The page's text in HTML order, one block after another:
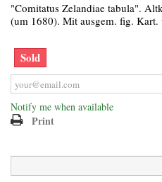
"Comitatus Zelandiae tabula".
(um 1680). Mit ausgem. fig.
Sold
Notify me when available
Print